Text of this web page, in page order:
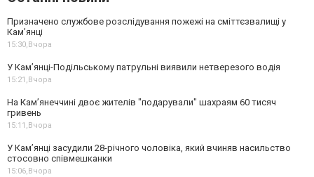
Призначено службове розслідування пожежі на сміттєзвалищі у
Кам’янці
15:30, Вчора
У Кам’янці-Подільському патрульні виявили нетверезого водія
15:21, Вчора
На Камʼянеччині двоє жителів "подарували" шахраям 60 тисяч
гривень
15:11, Вчора
У Камʼянці засудили 28-річного чоловіка, який вчиняв насильство
стосовно співмешканки
15:06, Вчора